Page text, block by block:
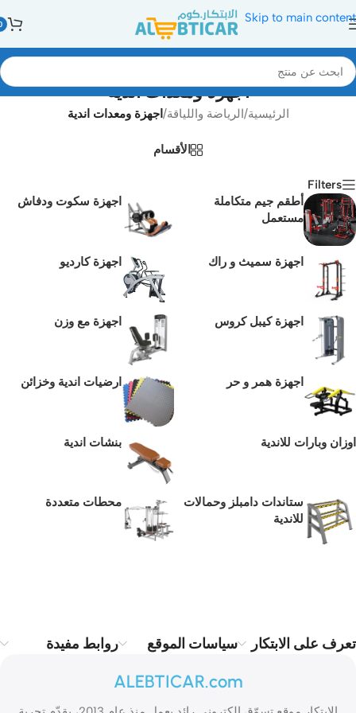
Skip to main content
اجهزة ومعدات اندية
الرئيسية/الرياضة واللياقة/ اجهزة ومعدات اندية
الأقسام
Filters
أطقم جيم متكاملة
مستعمل
اجهزة سكوت ودفاش
اجهزة سميث و راك اجهزة كارديو
اجهزة كيبل كروس اجهزة مع وزن
اجهزة همر و حر ارضيات اندية وخزائن
اوزان وبارات للاندية بنشات اندية
ستاندات دامبلز وحمالات
للاندية
محطات متعددة
تعرف على الابتكار سياسات الموقع روابط مفيدة
ALEBTICAR.com